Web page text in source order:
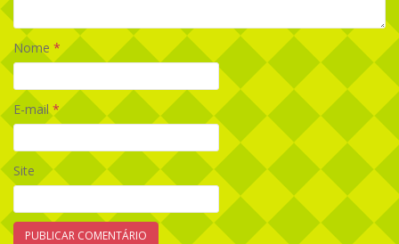
Nome *
E-mail*
Site